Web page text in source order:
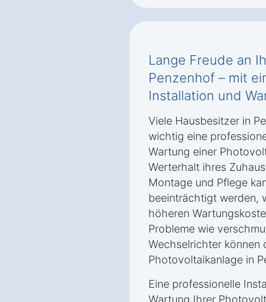
Lange Freude an
Penzenhof – mit
Installation und
Viele Hausbesitzer in
wichtig eine
Wartung einer
Werterhalt ihres
Montage und Pflege
beeinträchtigt werden,
höheren
Probleme wie
Wechselrichter können
Photovoltaikanlage in
Eine professionelle
Wartung Ihrer